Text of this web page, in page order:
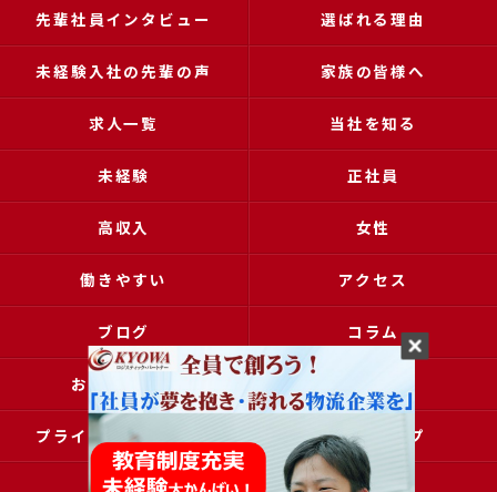
先輩社員インタビュー 選ばれる理由
未経験入社の先輩の声 家族の皆様へ
求人一覧 当社を知る
未経験 正社員
高収入 女性
働きやすい アクセス
ブログ コラム
お問い合わせ
プライバシーポリシー サイトマップ